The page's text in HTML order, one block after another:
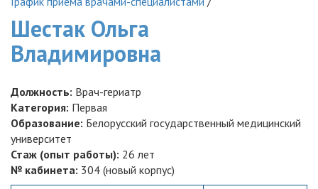
Шестак Ольга
Владимировна
Должность: Врач-гериатр
Категория: Первая
Образование: Белорусский государственный медицинский
университет
Стаж (опыт работы): 26 лет
№ кабинета: 304 (новый корпус)